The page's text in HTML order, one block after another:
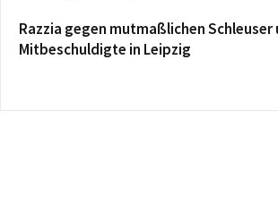
Razzia gegen mutmaßlichen Schleuser
Mitbeschuldigte in Leipzig